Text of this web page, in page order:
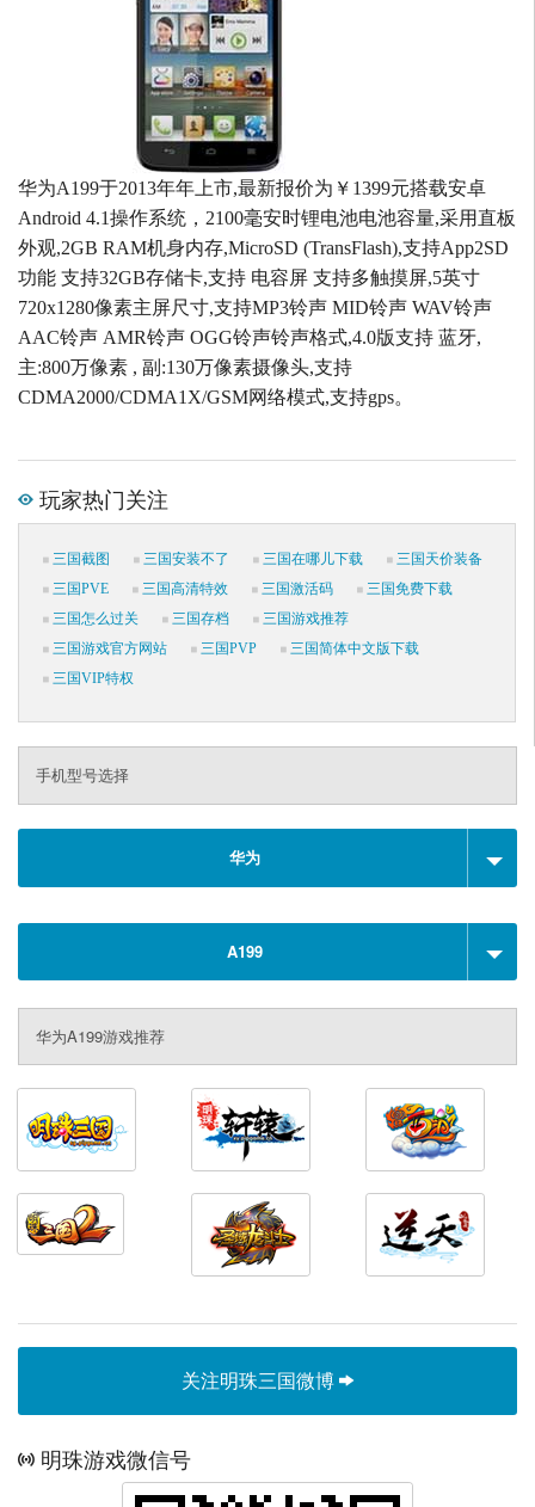
华为A199于2013年年上市,最新报价为￥1399元搭载安卓
Android 4.1操作系统，2100毫安时锂电池电池容量,采用直板
外观,2GB RAM机身内存,MicroSD (TransFlash),支持App2SD
功能 支持32GB存储卡,支持 电容屏 支持多触摸屏,5英寸
720x1280像素主屏尺寸,支持MP3铃声 MID铃声 WAV铃声
AAC铃声 AMR铃声 OGG铃声铃声格式,4.0版支持 蓝牙,
主:800万像素 , 副:130万像素摄像头,支持
CDMA2000/CDMA1X/GSM网络模式,支持gps。
玩家热门关注
三国截图 三国安装不了 三国在哪儿下载
三国天价装备
三国PVE
三国高清特效 三国激活码
三国免费下载
三国怎么过关
三国存档
三国游戏推荐
三国游戏官方网站
三国PVP
三国简体中文版下载
三国VIP特权
手机型号选择
华为
A199
华为A199游戏推荐
关注明珠三国微博
明珠游戏微信号